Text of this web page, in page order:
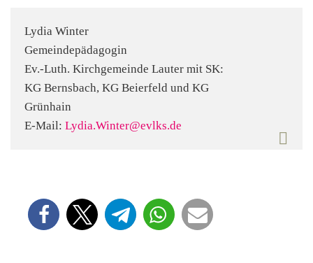
Lydia Winter
Gemeindepädagogin
Ev.-Luth. Kirchgemeinde Lauter mit SK:
KG Bernsbach, KG Beierfeld und KG
Grünhain
E-Mail: Lydia.Winter@evlks.de